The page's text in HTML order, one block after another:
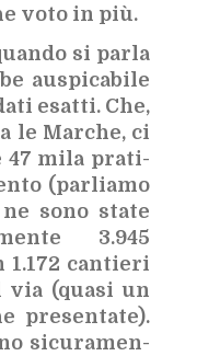
voto in più.
si par­la
au­spi­ca­bi­le
esat­ti. Che,
le Mar­che, ci
47 mila pra­ti­
(par­lia­mo
sono sta­te
3.945
1.172 can­tie­ri
via (qua­si un
pre­sen­ta­te).
si­cu­ra­men­